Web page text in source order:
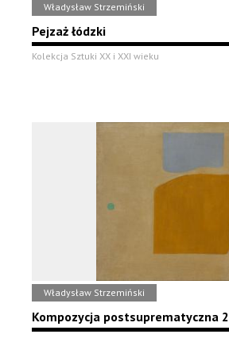
Władysław Strzemiński
Pejzaż łódzki
Kolekcja Sztuki XX i XXI wieku
Władysław Strzemiński
Kompozycja postsuprematyczna 2